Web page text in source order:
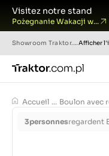
Visitez notre stand
Pożegnanie Wakacji w...
Showroom Traktor.com.pl Afficher
Accueil ... Boulon avec
3personnesregardent